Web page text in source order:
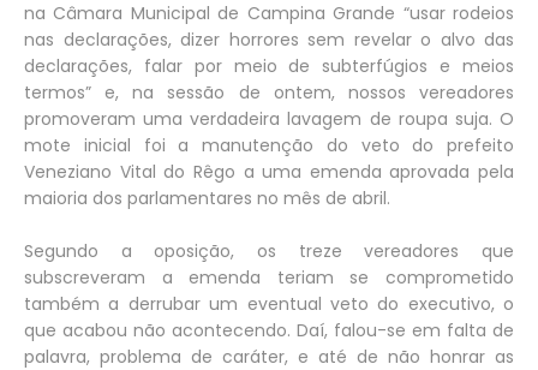
na Câmara Municipal de Campina Grande “usar rodeios
nas declarações, dizer horrores sem revelar o alvo das
declarações, falar por meio de subterfúgios e meios
termos” e, na sessão de ontem, nossos vereadores
promoveram uma verdadeira lavagem de roupa suja. O
mote inicial foi a manutenção do veto do prefeito
Veneziano Vital do Rêgo a uma emenda aprovada pela
maioria dos parlamentares no mês de abril.
Segundo a oposição, os treze vereadores que
subscreveram a emenda teriam se comprometido
também a derrubar um eventual veto do executivo, o
que acabou não acontecendo. Daí, falou-se em falta de
palavra, problema de caráter, e até de não honrar as